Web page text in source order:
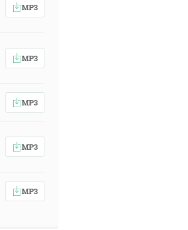
MP3
MP3
MP3
MP3
MP3